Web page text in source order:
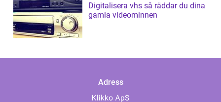
Digitalisera vhs så räddar du dina
gamla videominnen
Adress